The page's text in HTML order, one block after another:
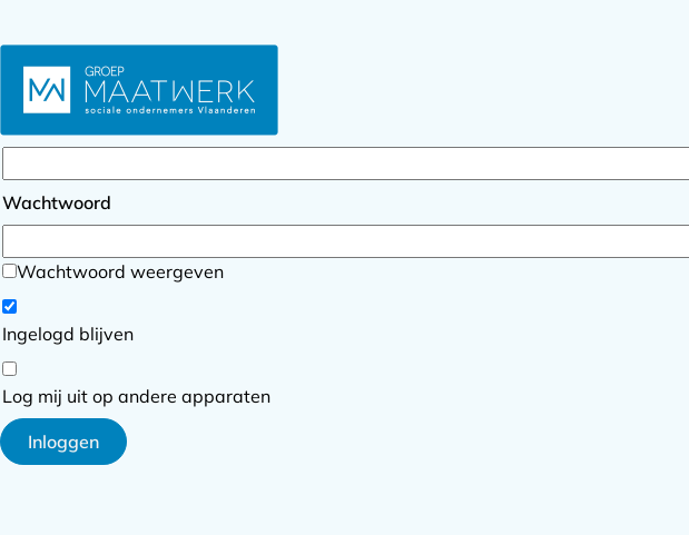
Inloggen
Wachtwoord
Wachtwoord weergeven
Ingelogd blijven
Log mij uit op andere apparaten
Inloggen